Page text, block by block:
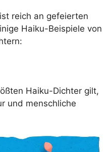
reich an gefeierten
Haiku-Beispiele von
Haiku-Dichter gilt,
und menschliche